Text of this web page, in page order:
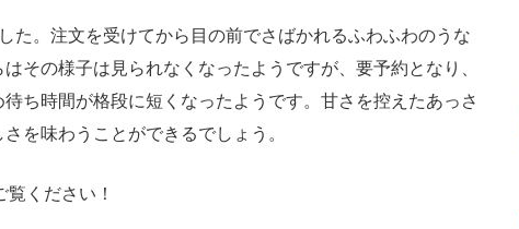
。注文を受けてから目の前でさばかれるふわふわのうな
その様子は見られなくなったようですが、要予約となり、
ち時間が格段に短くなったようです。甘さを控えたあっさ
を味わうことができるでしょう。
ください！